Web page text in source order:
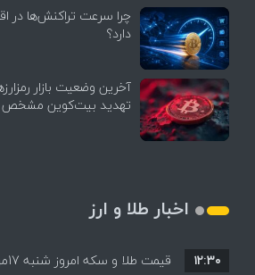
چرا سرعت تراکنش‌ها در
دارد؟
آخرین وضعیت بازار
تهدید بیت‌کوین
اخبار طلا و ارز
۱۲:۳۰